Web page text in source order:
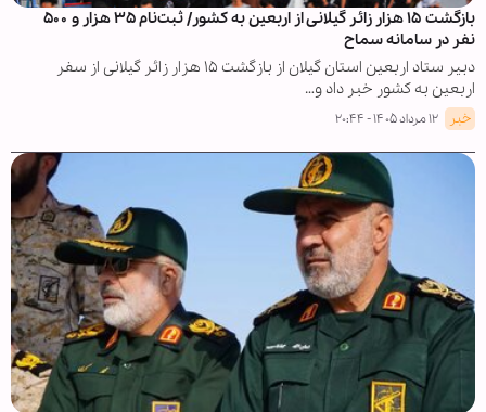
بازگشت ۱۵ هزار زائر گیلانی از اربعین به کشور/ ثبت‌نام ۳۵ هزار و ۵۰۰
نفر در سامانه سماح
دبیر ستاد اربعین استان گیلان از بازگشت ۱۵ هزار زائر گیلانی از سفر
اربعین به کشور خبر داد و…
خبر ۱۲ مرداد ۱۴۰۵ - ۲۰:۴۴